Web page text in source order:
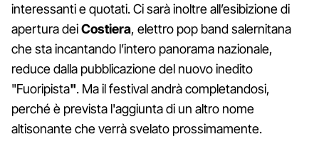
interessanti e quotati. Ci sarà inoltre all’esibizione di
apertura deiCostiera, elettro pop band salernitana
che sta incantando l’intero panorama nazionale,
reduce dalla pubblicazione del nuovo inedito
"Fuoripista". Ma il festival andrà completandosi,
perché è prevista l'aggiunta di un altro nome
altisonante che verrà svelato prossimamente.